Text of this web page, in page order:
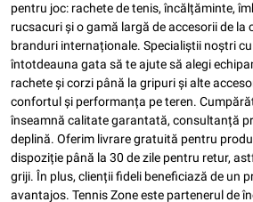
pentru joc: rachete de tenis, încălțăminte,
rucsacuri și o gamă largă de accesorii de la
branduri internaționale. Specialiștii noștri
întotdeauna gata să te ajute să alegi
rachete și corzi până la gripuri și alte
confortul și performanța pe teren.
înseamnă calitate garantată, consultanță
deplină. Oferim livrare gratuită pentru
dispoziție până la 30 de zile pentru retur,
griji. În plus, clienții fideli beneficiază de un
avantajos. Tennis Zone este partenerul de